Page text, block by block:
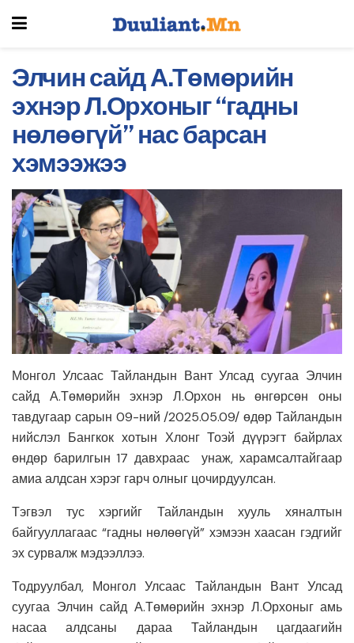
Элчин сайд А.Төмөрийн
эхнэр Л.Орхоныг “гадны
нөлөөгүй” нас барсан
хэмээжээ
Монгол Улсаас Тайландын Вант Улсад суугаа Элчин
сайд А.Төмөрийн эхнэр Л.Орхон нь өнгөрсөн оны
тавдугаар сарын 09-ний /2025.05.09/ өдөр Тайландын
нийслэл Бангкок хотын Хлонг Тоэй дүүрэгт байрлах
өндөр барилгын 17 давхраас унаж, харамсалтайгаар
амиа алдсан хэрэг гарч олныг цочирдуулсан.
Тэгвэл тус хэргийг Тайландын хууль хяналтын
байгууллагаас “гадны нөлөөгүй” хэмээн хаасан гэдгийг
эх сурвалж мэдээллээ.
Тодруулбал, Монгол Улсаас Тайландын Вант Улсад
суугаа Элчин сайд А.Төмөрийн эхнэр Л.Орхоныг амь
насаа алдсаны дараа Тайландын цагдаагийн